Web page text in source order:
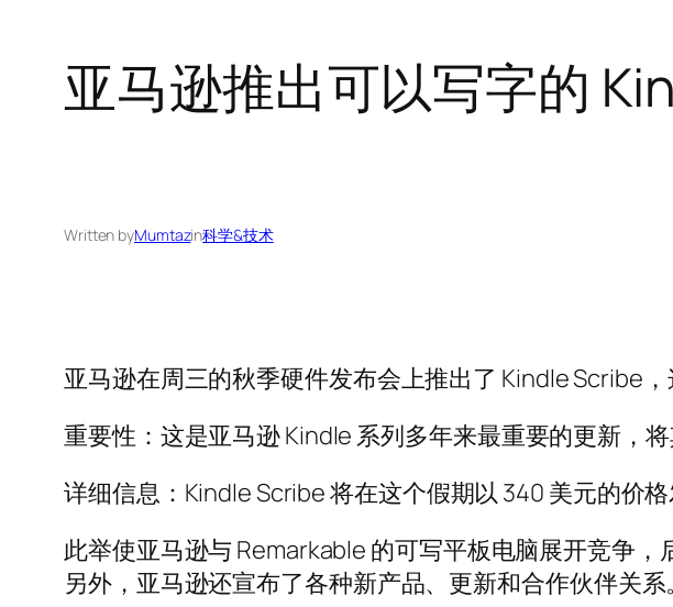
亚马逊推出可以写字的
Written byMumtazin科学&技术
亚马逊在周三的秋季硬件发布会上推出了 Kindle Scribe
重要性：这是亚马逊 Kindle 系列多年来最重要的更新，
详细信息：Kindle Scribe 将在这个假期以 340 美元的价
此举使亚马逊与 Remarkable 的可写平板电脑展开竞争，
另外，亚马逊还宣布了各种新产品、更新和合作伙伴关系。